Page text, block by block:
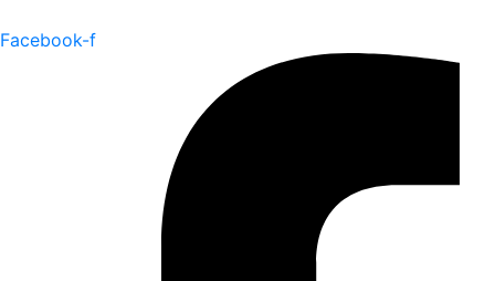
Facebook-f